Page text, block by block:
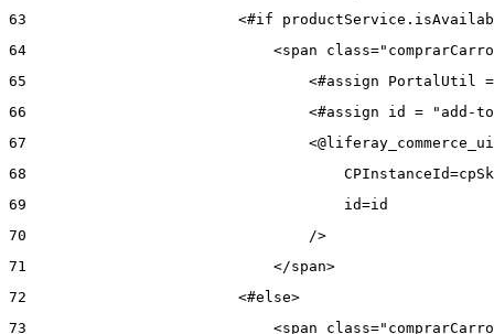
63
<#if
64
<span
65
<#assign PortalUtil
66
<#assign id = "add-
67
68
69
                                    id=id
70
                                />
71
                            </span>
72
                        <#else>
73
<span